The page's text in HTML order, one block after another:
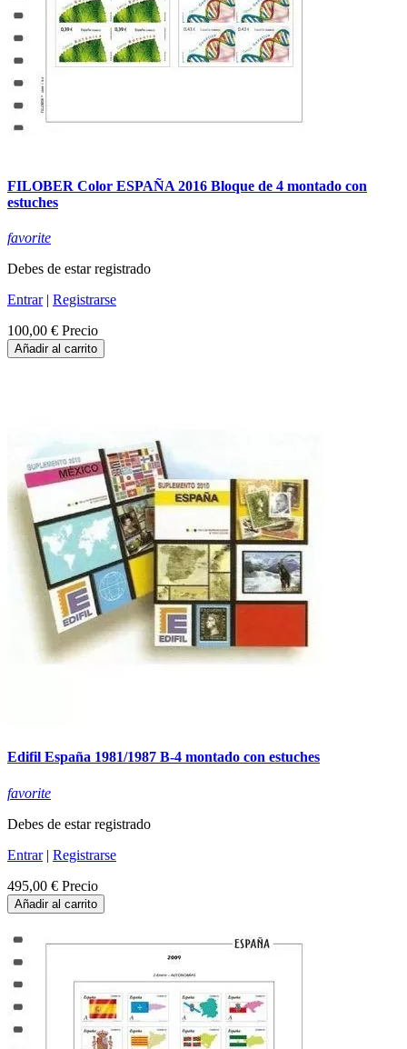
FILOBER Color ESPAÑA 2016 Bloque de 4 montado con
estuches
favorite
Debes de estar registrado
Entrar| Registrarse
100,00 € Precio
Añadir al carrito
Edifil España 1981/1987 B-4 montado con estuches
favorite
Debes de estar registrado
Entrar| Registrarse
495,00 € Precio
Añadir al carrito